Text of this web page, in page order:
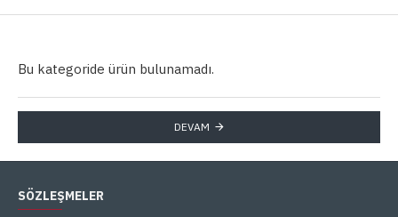
Bu kategoride ürün bulunamadı.
DEVAM
SÖZLEŞMELER